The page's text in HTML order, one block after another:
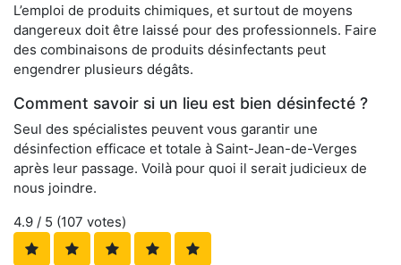
L’emploi de produits chimiques, et surtout de moyens
dangereux doit être laissé pour des professionnels. Faire
des combinaisons de produits désinfectants peut
engendrer plusieurs dégâts.
Comment savoir si un lieu est bien désinfecté ?
Seul des spécialistes peuvent vous garantir une
désinfection efficace et totale à Saint-Jean-de-Verges
après leur passage. Voilà pour quoi il serait judicieux de
nous joindre.
4.9 / 5 (107 votes)